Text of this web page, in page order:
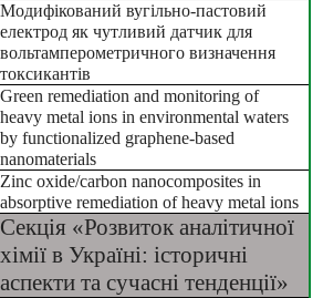
Модифікований вугільно-пастовий
електрод як чутливий датчик для
вольтамперометричного визначення
токсикантів
Green remediation and monitoring of
heavy metal ions in environmental waters
by functionalized graphene-based
nanomaterials
Zinc oxide/carbon nanocomposites in
absorptive remediation of heavy metal ions
Секція «Розвиток аналітичної
хімії в Україні: історичні
аспекти та сучасні тенденції»